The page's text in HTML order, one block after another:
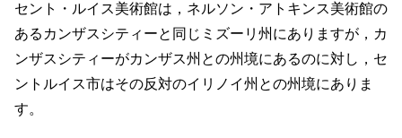
セント・ルイス美術館は，ネルソン・アトキンス美術館の
あるカンザスシティーと同じミズーリ州にありますが，カ
ンザスシティーがカンザス州との州境にあるのに対し，セ
ントルイス市はその反対のイリノイ州との州境にありま
す。